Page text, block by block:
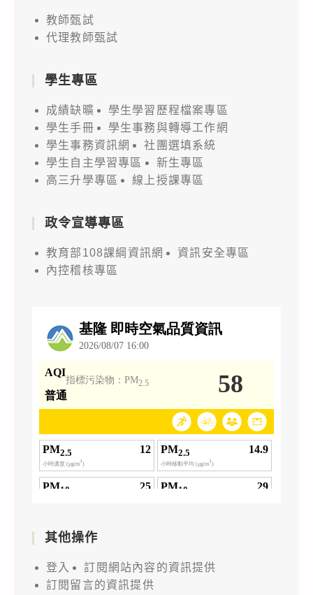
教師甄試
代理教師甄試
學生專區
成績缺曠
學生學習歷程檔案專區
學生手冊
學生事務與轉導工作網
學生事務資訊網
社團選填系統
學生自主學習專區
新生專區
高三升學專區
線上授課專區
政令宣導專區
教育部108課綱資訊網
資訊安全專區
內控稽核專區
其他操作
登入
訂閱網站內容的資訊提供
訂閱留言的資訊提供